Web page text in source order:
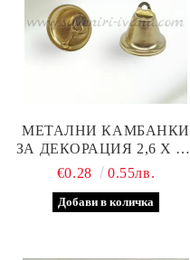
МЕТАЛНИ КАМБАНКИ
ЗА ДЕКОРАЦИЯ 2,6 Х 2,6
СМ
€0.28 0.55лв.